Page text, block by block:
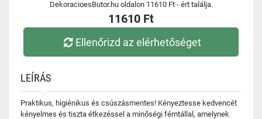
DekoracioesButor.hu oldalon 11610 Ft - ért találja.
11610 Ft
Ellenőrizd az elérhetőséget
LEÍRÁS
Praktikus, higiénikus és csúszásmentes! Kényeztesse kedvencét
kényelmes és tiszta étkezéssel a minőségi fémtállal, amelynek